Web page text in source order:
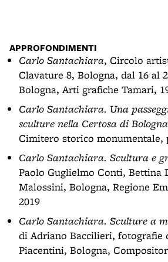
APPROFONDIMENTI
Carlo Santachiara, Circolo
Clavature 8, Bologna, dal 16 al
Bologna, Arti grafiche Tamari,
Carlo Santachiara. Una
sculture nella Certosa di Bologna
Cimitero storico monumentale,
Carlo Santachiara. Scultura e
Paolo Guglielmo Conti, Bettina
Malossini, Bologna, Regione
2019
Carlo Santachiara. Sculture a
di Adriano Baccilieri, fotografie
Piacentini, Bologna,